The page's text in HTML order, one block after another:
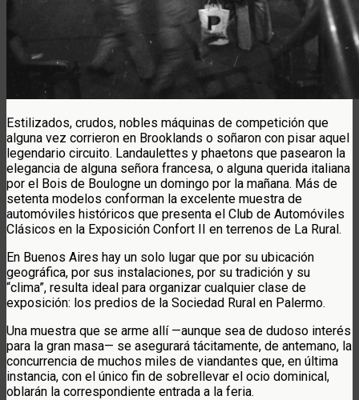
Estilizados, crudos, nobles máquinas de competición que
alguna vez corrieron en Brooklands o soñaron con pisar aquel
legendario circuito. Landaulettes y phaetons que pasearon la
elegancia de alguna señora francesa, o alguna querida italiana
por el Bois de Boulogne un domingo por la mañana. Más de
setenta modelos conforman la excelente muestra de
automóviles históricos que presenta el Club de Automóviles
Clásicos en la Exposición Confort II en terrenos de La Rural.
En Buenos Aires hay un solo lugar que por su ubicación
geográfica, por sus instalaciones, por su tradición y su
“clima”, resulta ideal para organizar cualquier clase de
exposición: los predios de la Sociedad Rural en Palermo.
Una muestra que se arme allí —aunque sea de dudoso interés
para la gran masa— se asegurará tácitamente, de antemano, la
concurrencia de muchos miles de viandantes que, en última
instancia, con el único fin de sobrellevar el ocio dominical,
oblarán la correspondiente entrada a la feria.